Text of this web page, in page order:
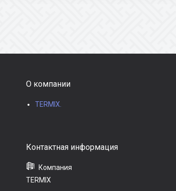
О компании
TERMIX.
TERMIX